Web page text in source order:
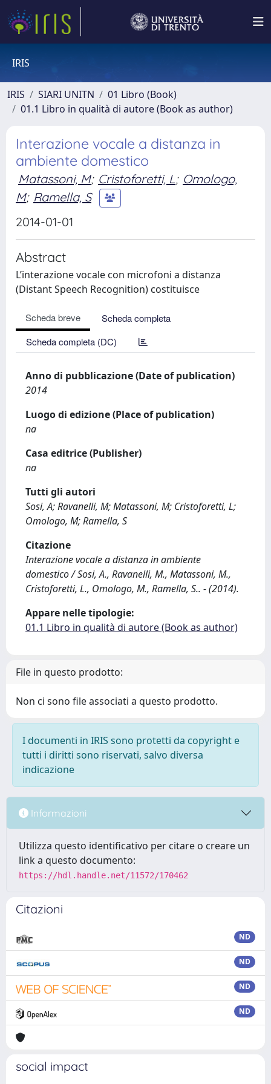
IRIS
IRIS SIARI UNITN
01 Libro (Book)
01.1 Libro in qualità di autore (Book as author)
Interazione vocale a distanza in
ambiente domestico
Matassoni, M; Cristoforetti, L; Omologo,
M; Ramella, S
2014-01-01
Abstract
L’interazione vocale con microfoni a distanza
(Distant Speech Recognition) costituisce
Scheda breve
Scheda completa
Scheda completa (DC)
Anno di pubblicazione (Date of publication)
2014
Luogo di edizione (Place of publication)
na
Casa editrice (Publisher)
na
Tutti gli autori
Sosi, A; Ravanelli, M; Matassoni, M; Cristoforetti, L;
Omologo, M; Ramella, S
Citazione
Interazione vocale a distanza in ambiente
domestico / Sosi, A., Ravanelli, M., Matassoni, M.,
Cristoforetti, L., Omologo, M., Ramella, S.. - (2014).
Appare nelle tipologie:
01.1 Libro in qualità di autore (Book as author)
File in questo prodotto:
Non ci sono file associati a questo prodotto.
I documenti in IRIS sono protetti da copyright e
tutti i diritti sono riservati, salvo diversa
indicazione
Informazioni
Utilizza questo identificativo per citare o creare un
link a questo documento:
https://hdl.handle.net/11572/170462
Citazioni
ND
ND
ND
ND
social impact